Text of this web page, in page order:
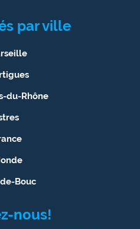
par ville
du-Rhône
Bouc
nous!